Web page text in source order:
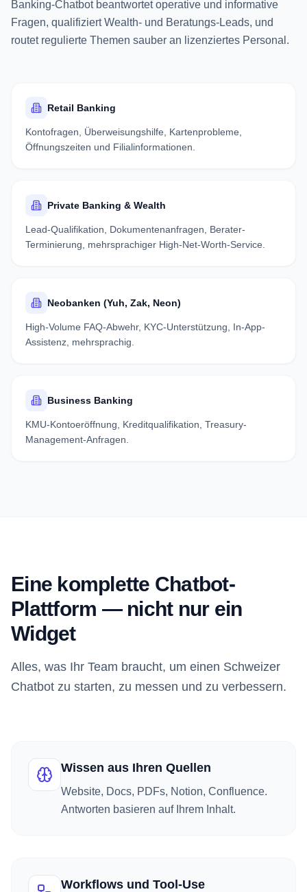
Banking-Chatbot beantwortet operative und informative
Fragen, qualifiziert Wealth- und Beratungs-Leads, und
routet regulierte Themen sauber an lizenziertes Personal.
Retail Banking
Kontofragen, Überweisungshilfe, Kartenprobleme,
Öffnungszeiten und Filialinformationen.
Private Banking & Wealth
Lead-Qualifikation, Dokumentenanfragen, Berater-
Terminierung, mehrsprachiger High-Net-Worth-Service.
Neobanken (Yuh, Zak, Neon)
High-Volume FAQ-Abwehr, KYC-Unterstützung, In-App-
Assistenz, mehrsprachig.
Business Banking
KMU-Kontoeröffnung, Kreditqualifikation, Treasury-
Management-Anfragen.
Eine komplette Chatbot-
Plattform — nicht nur ein
Widget
Alles, was Ihr Team braucht, um einen Schweizer
Chatbot zu starten, zu messen und zu verbessern.
Wissen aus Ihren Quellen
Website, Docs, PDFs, Notion, Confluence.
Antworten basieren auf Ihrem Inhalt.
Workflows und Tool-Use